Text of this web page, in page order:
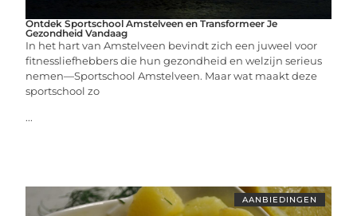
Ontdek Sportschool Amstelveen en Transformeer Je
Gezondheid Vandaag
In het hart van Amstelveen bevindt zich een juweel voor
fitnessliefhebbers die hun gezondheid en welzijn serieus
nemen—Sportschool Amstelveen. Maar wat maakt deze
sportschool zo
...
AANBIEDINGEN